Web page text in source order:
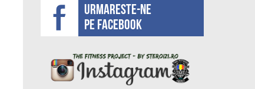
Urmareste-ne
pe facebook